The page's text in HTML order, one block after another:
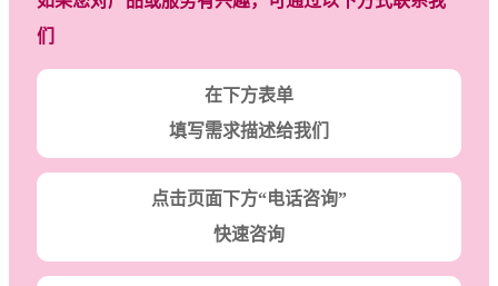
们
在下方表单
填写需求描述给我们
点击页面下方“电话咨询”
快速咨询